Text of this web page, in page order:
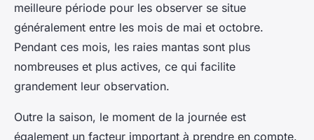
meilleure période pour les observer se situe
généralement entre les mois de mai et octobre.
Pendant ces mois, les raies mantas sont plus
nombreuses et plus actives, ce qui facilite
grandement leur observation.
Outre la saison, le moment de la journée est
également un facteur important à prendre en compte.